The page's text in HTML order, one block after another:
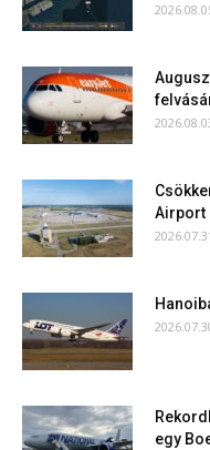
Airport
egy